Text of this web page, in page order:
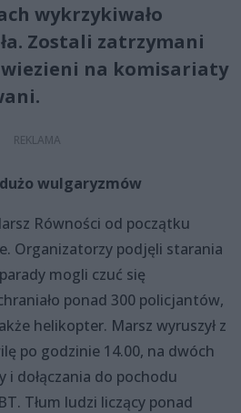
wykrzykiwało
Zostali zatrzymani
na komisariaty
wulgaryzmów
Równości od początku
Organizatorzy podjęli starania
mogli czuć się
ponad 300 policjantów,
helikopter. Marsz wyruszył z
po godzinie 14.00, na dwóch
dołączania do pochodu
Tłum ludzi liczący ponad